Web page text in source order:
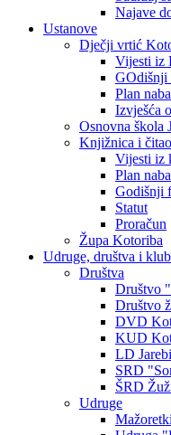
Najave
Ustanove
Dječji vrtić
Vijesti iz
GOdišnji
Plan
Izvješća
Osnovna škola
Knjižnica i
Vijesti iz
Plan
Godišnji
Statut
Proračun
Župa Kotoriba
Udruge, društva i
Društva
Društvo
Društvo
DVD
KUD
LD
SRD
ŠRD
Udruge